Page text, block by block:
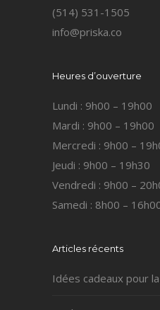
(514) 531-1505
info@priska.co
Heures d’ouverture
Lundi : 9h00 – 19h00
Mardi : 9h00 – 19h00
Mercredi : 9h00 –
Jeudi : 9h00 – 19h30
Vendredi : 9h00 –
Samedi : 8h00 –
Articles récents
Idées cadeaux pour